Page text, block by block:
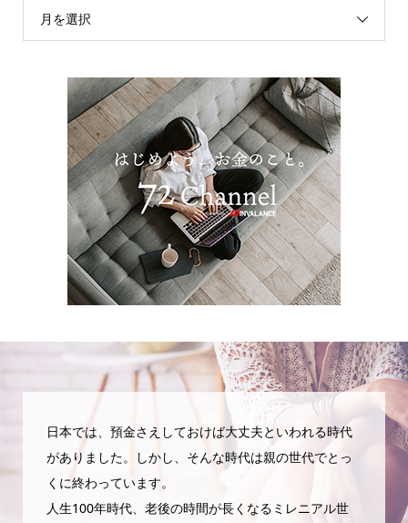
月を選択
日本では、預金さえしておけば大丈夫といわれる時代
がありました。しかし、そんな時代は親の世代でとっ
くに終わっています。
人生100年時代、老後の時間が長くなるミレニアル世